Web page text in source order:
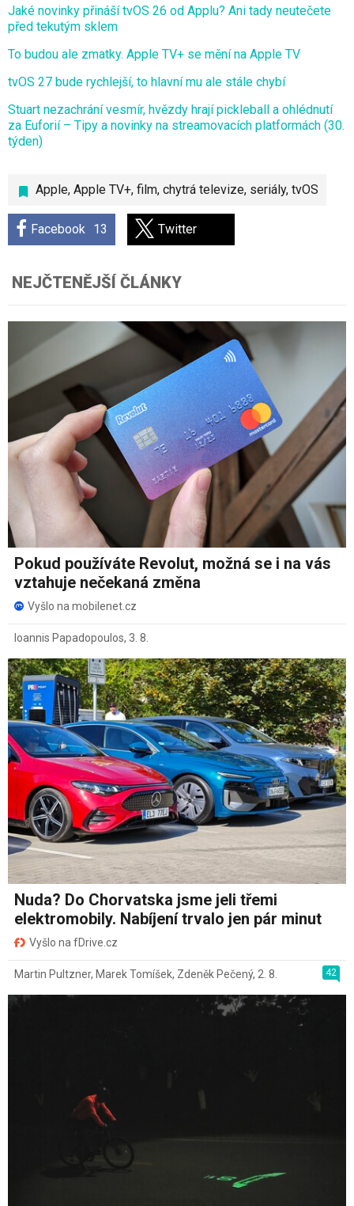
Apple, Apple TV+, film, chytrá televize, seriály, tvOS
Facebook 13 Twitter
Jaké novinky přináší tvOS 26 od Applu? Ani tady neutečete
před tekutým sklem
To budou ale zmatky. Apple TV+ se mění na Apple TV
tvOS 27 bude rychlejší, to hlavní mu ale stále chybí
Stuart nezachrání vesmír, hvězdy hrají pickleball a ohlédnutí
za Euforií – Tipy a novinky na streamovacích platformách (30.
týden)
NEJČTENĚJŠÍ ČLÁNKY
Pokud používáte Revolut, možná se i na vás
vztahuje nečekaná změna
Vyšlo na mobilenet.cz
Ioannis Papadopoulos, 3. 8.
Nuda? Do Chorvatska jsme jeli třemi
elektromobily. Nabíjení trvalo jen pár minut
Vyšlo na fDrive.cz
42
Martin Pultzner, Marek Tomíšek, Zdeněk Pečený, 2. 8.